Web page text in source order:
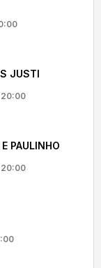
JUSTI
PAULINHO